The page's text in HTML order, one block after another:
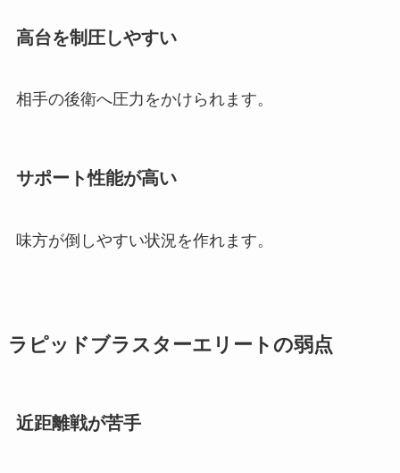
高台を制圧しやすい
相手の後衛へ圧力をかけられます。
サポート性能が高い
味方が倒しやすい状況を作れます。
ラピッドブラスターエリートの弱点
近距離戦が苦手